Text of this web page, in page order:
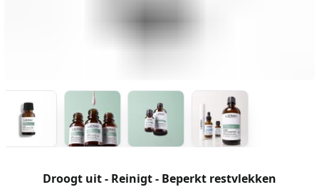
Droogt uit - Reinigt - Beperkt restvlekken